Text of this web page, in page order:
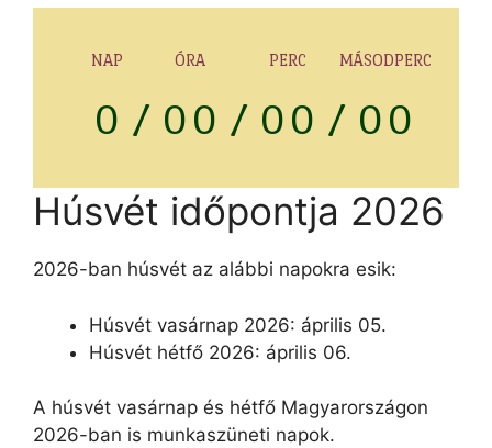
0
NAP
/ 00
ÓRA
/ 00
PERC
/ 00
MÁSODPERC
Húsvét időpontja 2026
2026-ban húsvét az alábbi napokra esik:
Húsvét vasárnap 2026: április 05.
Húsvét hétfő 2026: április 06.
A húsvét vasárnap és hétfő Magyarországon
2026-ban is munkaszüneti napok.